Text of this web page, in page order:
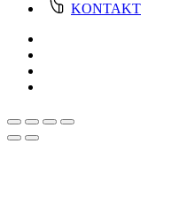
KONTAKT